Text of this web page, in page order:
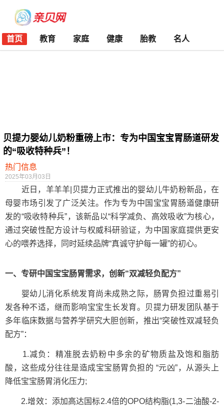
首页 教育 家庭 健康 胎教 名人
贝提力婴幼儿奶粉重磅上市：专为中国宝宝胃肠道研发
的“吸收特种兵”！
热门信息
2025年03月03日
近日，羊羊羊|贝提力正式推出的婴幼儿牛奶粉新品，在
母婴市场引发了广泛关注。作为专为中国宝宝胃肠道健康研
发的“吸收特种兵”，该新品以“科学减负、高效吸收”为核心，
通过突破性配方设计与权威科研验证，为中国家庭提供更安
心的喂养选择，同时延续品牌“真诚守护每一罐”的初心。
一、 专研中国宝宝肠胃需求，创新“双减轻负配方”
婴幼儿消化系统发育尚未成熟之际，肠胃负担过重易引
发各种不适，继而影响宝宝生长发育。贝提力研发团队基于
多年临床数据与营养学研究大胆创新，推出“突破性双减轻负
配方”：
1.减负：精准脱去奶粉中多余的矿物质盐及饱和脂肪
酸，这些成分往往是造成宝宝肠胃负担的 “元凶”，从源头上
降低宝宝肠胃消化压力;
2.增效：添加高达国标2.4倍的OPO结构脂(1,3-二油酸-2-